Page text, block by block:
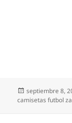
Publicado
el
septiembre 8,
camisetas futbol